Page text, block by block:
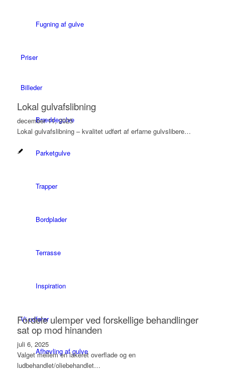
Fugning af gulve
Priser
Billeder
Bræddegulve
Parketgulve
Trapper
Bordplader
Terrasse
Inspiration
Vi udfører
Afhøvling af gulve
Lokal gulvafslibning
december 11, 2025
Lokal gulvafslibning – kvalitet udført af erfarne gulvslibere…
Fordele ulemper ved forskellige behandlinger
sat op mod hinanden
juli 6, 2025
Valget mellem en lakeret overflade og en
ludbehandlet/oliebehandlet…